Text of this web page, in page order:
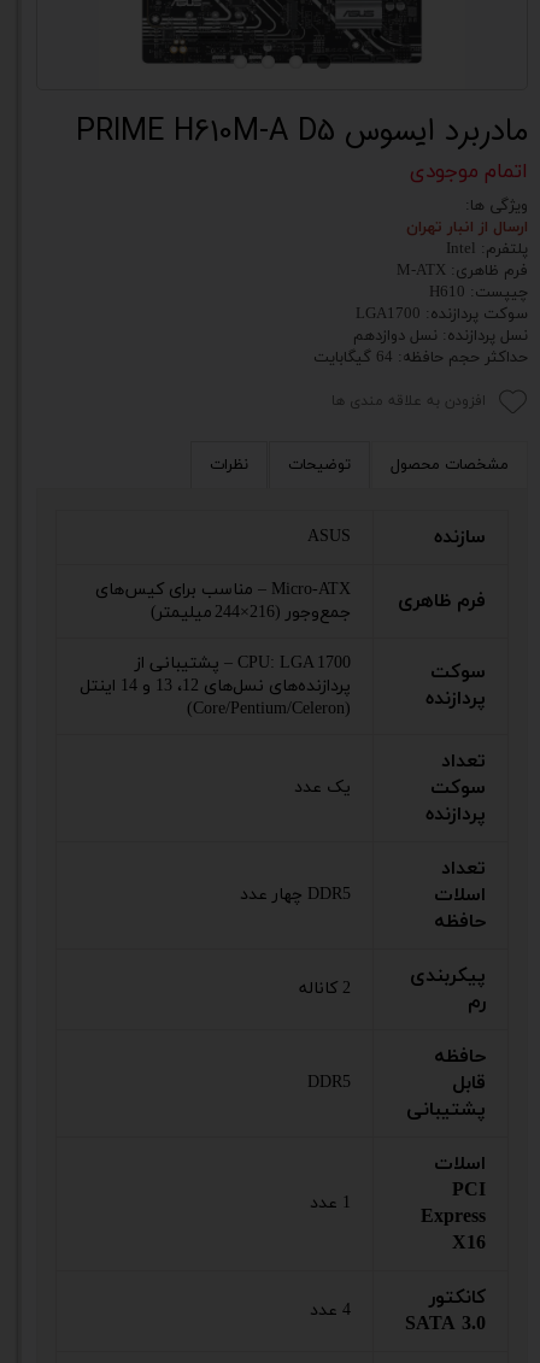
مادربرد ایسوس PRIME H610M-A D5
اتمام موجودی
ویژگی ها:
ارسال از انبار تهران
پلتفرم: Intel
فرم ظاهری: M-ATX
چیپست: H610
سوکت پردازنده: LGA1700
نسل پردازنده: نسل دوازدهم
حداکثر حجم حافظه: 64 گیگابایت
افزودن به علاقه مندی ها
مشخصات محصول توضیحات نظرات
سازنده ASUS
فرم ظاهری
Micro‑ATX – مناسب برای کیس‌های
جمع‌وجور (216×244 میلیمتر)
سوکت
پردازنده
CPU: LGA 1700 – پشتیبانی از
پردازنده‌های نسل‌های 12، 13 و 14 اینتل
(Core/Pentium/Celeron)
تعداد
سوکت
پردازنده
یک عدد
تعداد
اسلات
حافظه
DDR5 چهار عدد
پیکربندی
رم
2 کاناله
حافظه
قابل
پشتیبانی
DDR5
اسلات
PCI
Express
X16
1 عدد
کانکتور
SATA 3.0
4 عدد